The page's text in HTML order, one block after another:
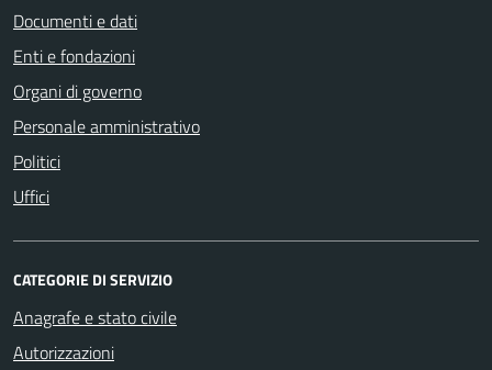
Documenti e dati
Enti e fondazioni
Organi di governo
Personale amministrativo
Politici
Uffici
CATEGORIE DI SERVIZIO
Anagrafe e stato civile
Autorizzazioni